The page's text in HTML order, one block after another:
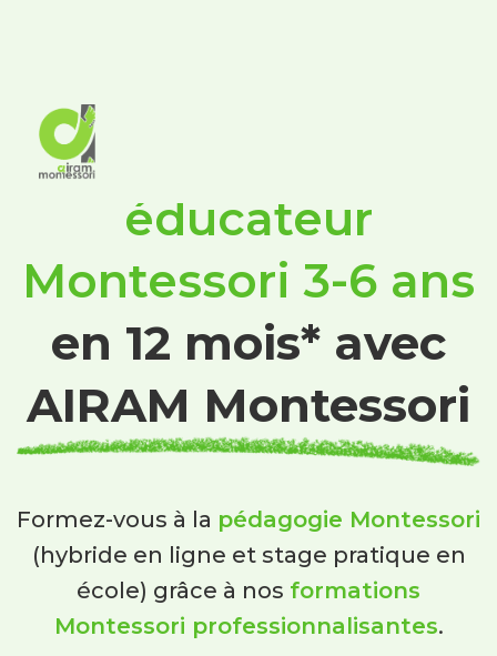
éducateur
Montessori 3-6 ans
en 12 mois* avec
AIRAM Montessori
Formez-vous à la pédagogie Montessori
(hybride en ligne et stage pratique en
école) grâce à nos formations
Montessori professionnalisantes.